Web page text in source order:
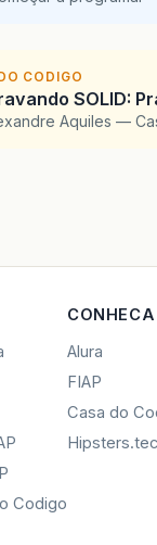
CODIGO
SOLID:
Aquiles —
Codigo
Alura
FIAP
Casa do